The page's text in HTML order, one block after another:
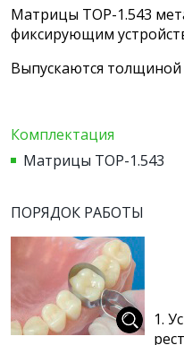
Матрицы ТОР-1.543
фиксирующим
Выпускаются
Комплектация
Матрицы ТОР-1.543
ПОРЯДОК РАБОТЫ
1.